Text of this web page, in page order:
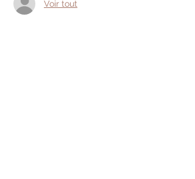
Voir tout